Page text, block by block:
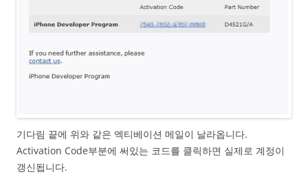
기다림 끝에 위와 같은 엑티베이션 메일이 날라옵니다.
Activation Code부분에 써있는 코드를 클릭하면 실제로 계정이
갱신됩니다.